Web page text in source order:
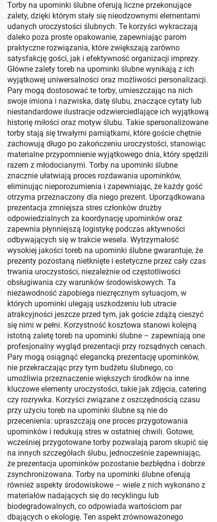
Torby na upominki ślubne oferują liczne przekonujące
zalety, dzięki którym stały się nieodzownymi elementami
udanych uroczystości ślubnych. Te korzyści wykraczają
daleko poza proste opakowanie, zapewniając parom
praktyczne rozwiązania, które zwiększają zarówno
satysfakcję gości, jak i efektywność organizacji imprezy.
Główne zalety toreb na upominki ślubne wynikają z ich
wyjątkowej uniwersalności oraz możliwości personalizacji.
Pary mogą dostosować te torby, umieszczając na nich
swoje imiona i nazwiska, datę ślubu, znaczące cytaty lub
niestandardowe ilustracje odzwierciedlające ich wyjątkową
historię miłości oraz motyw ślubu. Takie spersonalizowane
torby stają się trwałymi pamiątkami, które goście chętnie
zachowują długo po zakończeniu uroczystości, stanowiąc
materialne przypomnienie wyjątkowego dnia, który spędzili
razem z młodocianymi. Torby na upominki ślubne
znacznie ułatwiają proces rozdawania upominków,
eliminując nieporozumienia i zapewniając, że każdy gość
otrzyma przeznaczony dla niego prezent. Uporządkowana
prezentacja zmniejsza stres członków drużby
odpowiedzialnych za koordynację upominków oraz
zapewnia płynniejszą logistykę podczas aktywności
odbywających się w trakcie wesela. Wytrzymałość
wysokiej jakości toreb na upominki ślubne gwarantuje, że
prezenty pozostaną nietknięte i estetyczne przez cały czas
trwania uroczystości, niezależnie od częstotliwości
obsługiwania czy warunków środowiskowych. Ta
niezawodność zapobiega niezręcznym sytuacjom, w
których upominki ulegają uszkodzeniu lub utracie
atrakcyjności jeszcze przed tym, jak goście zdążą cieszyć
się nimi w pełni. Korzystność kosztowa stanowi kolejną
istotną zaletę toreb na upominki ślubne – zapewniają one
profesjonalny wygląd prezentacji przy rozsądnych cenach.
Pary mogą osiągnąć elegancką prezentację upominków,
nie przekraczając przy tym budżetu ślubnego, co
umożliwia przeznaczenie większych środków na inne
kluczowe elementy uroczystości, takie jak zdjęcia, catering
czy rozrywka. Korzyści związane z oszczędnością czasu
przy użyciu toreb na upominki ślubne są nie do
przecenienia: upraszczają one proces przygotowania
upominków i redukują stres w ostatniej chwili. Gotowe,
wcześniej przygotowane torby pozwalają parom skupić się
na innych szczegółach ślubu, jednocześnie zapewniając,
że prezentacja upominków pozostanie bezbłędna i dobrze
zsynchronizowana. Torby na upominki ślubne oferują
również aspekty środowiskowe – wiele z nich wykonano z
materiałów nadających się do recyklingu lub
biodegradowalnych, co odpowiada wartościom par
dbających o ekologię. Ten aspekt zrównoważonego